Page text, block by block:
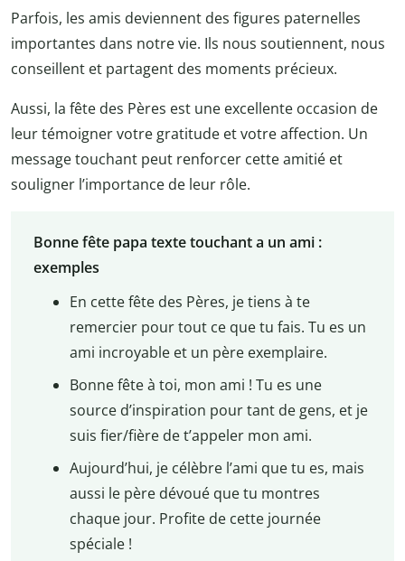
Parfois, les amis deviennent des figures paternelles
importantes dans notre vie. Ils nous soutiennent, nous
conseillent et partagent des moments précieux.
Aussi, la fête des Pères est une excellente occasion de
leur témoigner votre gratitude et votre affection. Un
message touchant peut renforcer cette amitié et
souligner l’importance de leur rôle.
Bonne fête papa texte touchant a un ami :
exemples
En cette fête des Pères, je tiens à te
remercier pour tout ce que tu fais. Tu es un
ami incroyable et un père exemplaire.
Bonne fête à toi, mon ami ! Tu es une
source d’inspiration pour tant de gens, et je
suis fier/fière de t’appeler mon ami.
Aujourd’hui, je célèbre l’ami que tu es, mais
aussi le père dévoué que tu montres
chaque jour. Profite de cette journée
spéciale !